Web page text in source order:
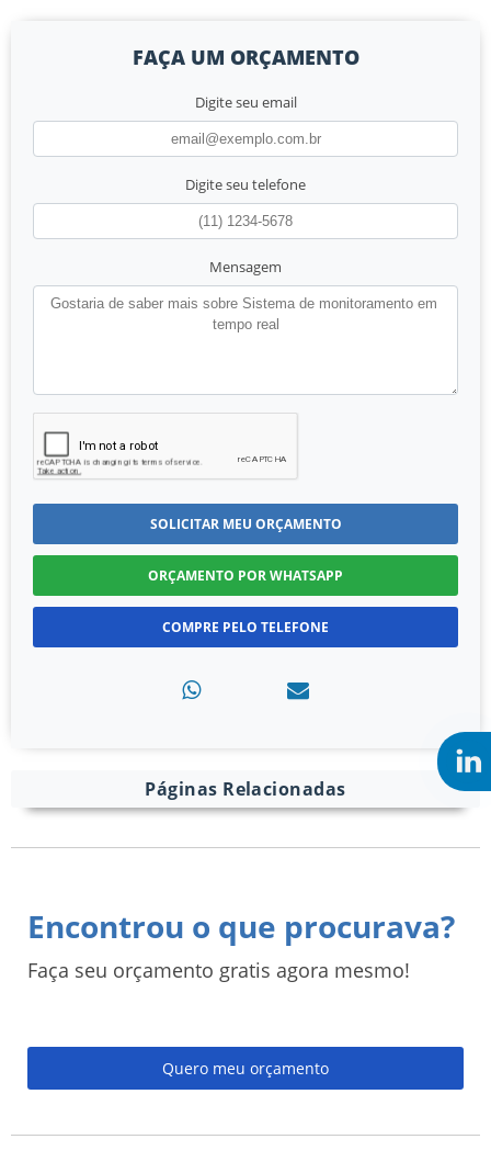
FAÇA UM ORÇAMENTO
Digite seu email
Digite seu telefone
Mensagem
SOLICITAR MEU ORÇAMENTO
ORÇAMENTO POR WHATSAPP
COMPRE PELO TELEFONE
Páginas Relacionadas
Encontrou o que procurava?
Faça seu orçamento gratis agora mesmo!
Quero meu orçamento